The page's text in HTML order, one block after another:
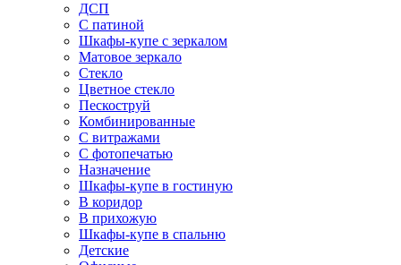
ДСП
С патиной
Шкафы-купе с зеркалом
Матовое зеркало
Стекло
Цветное стекло
Пескоструй
Комбинированные
С витражами
С фотопечатью
Назначение
Шкафы-купе в гостиную
В коридор
В прихожую
Шкафы-купе в спальню
Детские